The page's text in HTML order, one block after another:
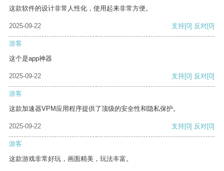
这款软件的设计非常人性化，使用起来非常方便。
2025-09-22 支持[0] 反对[0]
游客
这个是app神器
2025-09-22 支持[0] 反对[0]
游客
这款加速器VPM应用程序提供了顶级的安全性和隐私保护。
2025-09-22 支持[0] 反对[0]
游客
这款游戏非常好玩，画面精美，玩法丰富。